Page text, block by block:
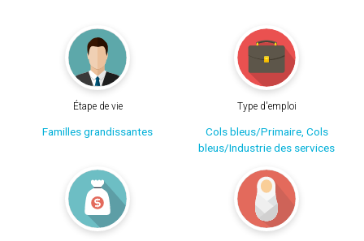
Étape de vie
Familles grandissantes
Type d'emploi
Cols bleus/Primaire, Cols
bleus/Industrie des services